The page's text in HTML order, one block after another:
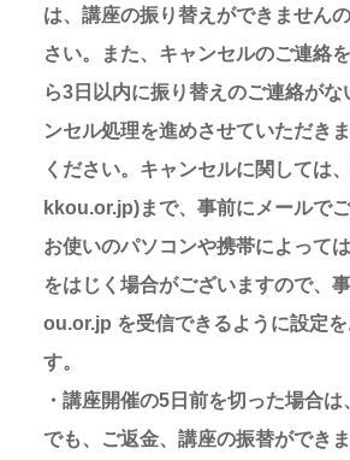
は、講座の振り替えができません
さい。また、キャンセルのご連絡
ら3日以内に振り替えのご連絡がな
ンセル処理を進めさせていただき
ください。キャンセルに関しては
kkou.or.jp)まで、事前にメールで
お使いのパソコンや携帯によって
をはじく場合がございますので、
ou.or.jp を受信できるように設定
す。
・講座開催の5日前を切った場合
でも、ご返金、講座の振替ができ